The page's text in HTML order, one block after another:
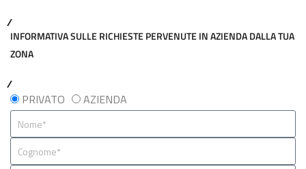
INFORMATIVA SULLE RICHIESTE PERVENUTE IN AZIENDA DALLA TUA
ZONA
PRIVATO AZIENDA